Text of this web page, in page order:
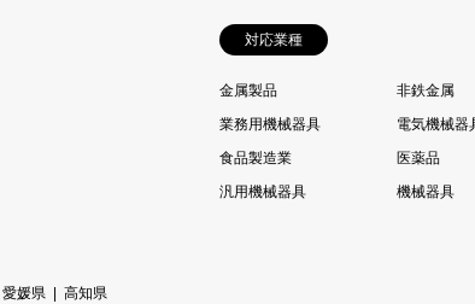
愛媛県
高知県
対応業種
金属製品
非鉄金属
業務用機械器具
電気機械器
食品製造業
医薬品
汎用機械器具
機械器具